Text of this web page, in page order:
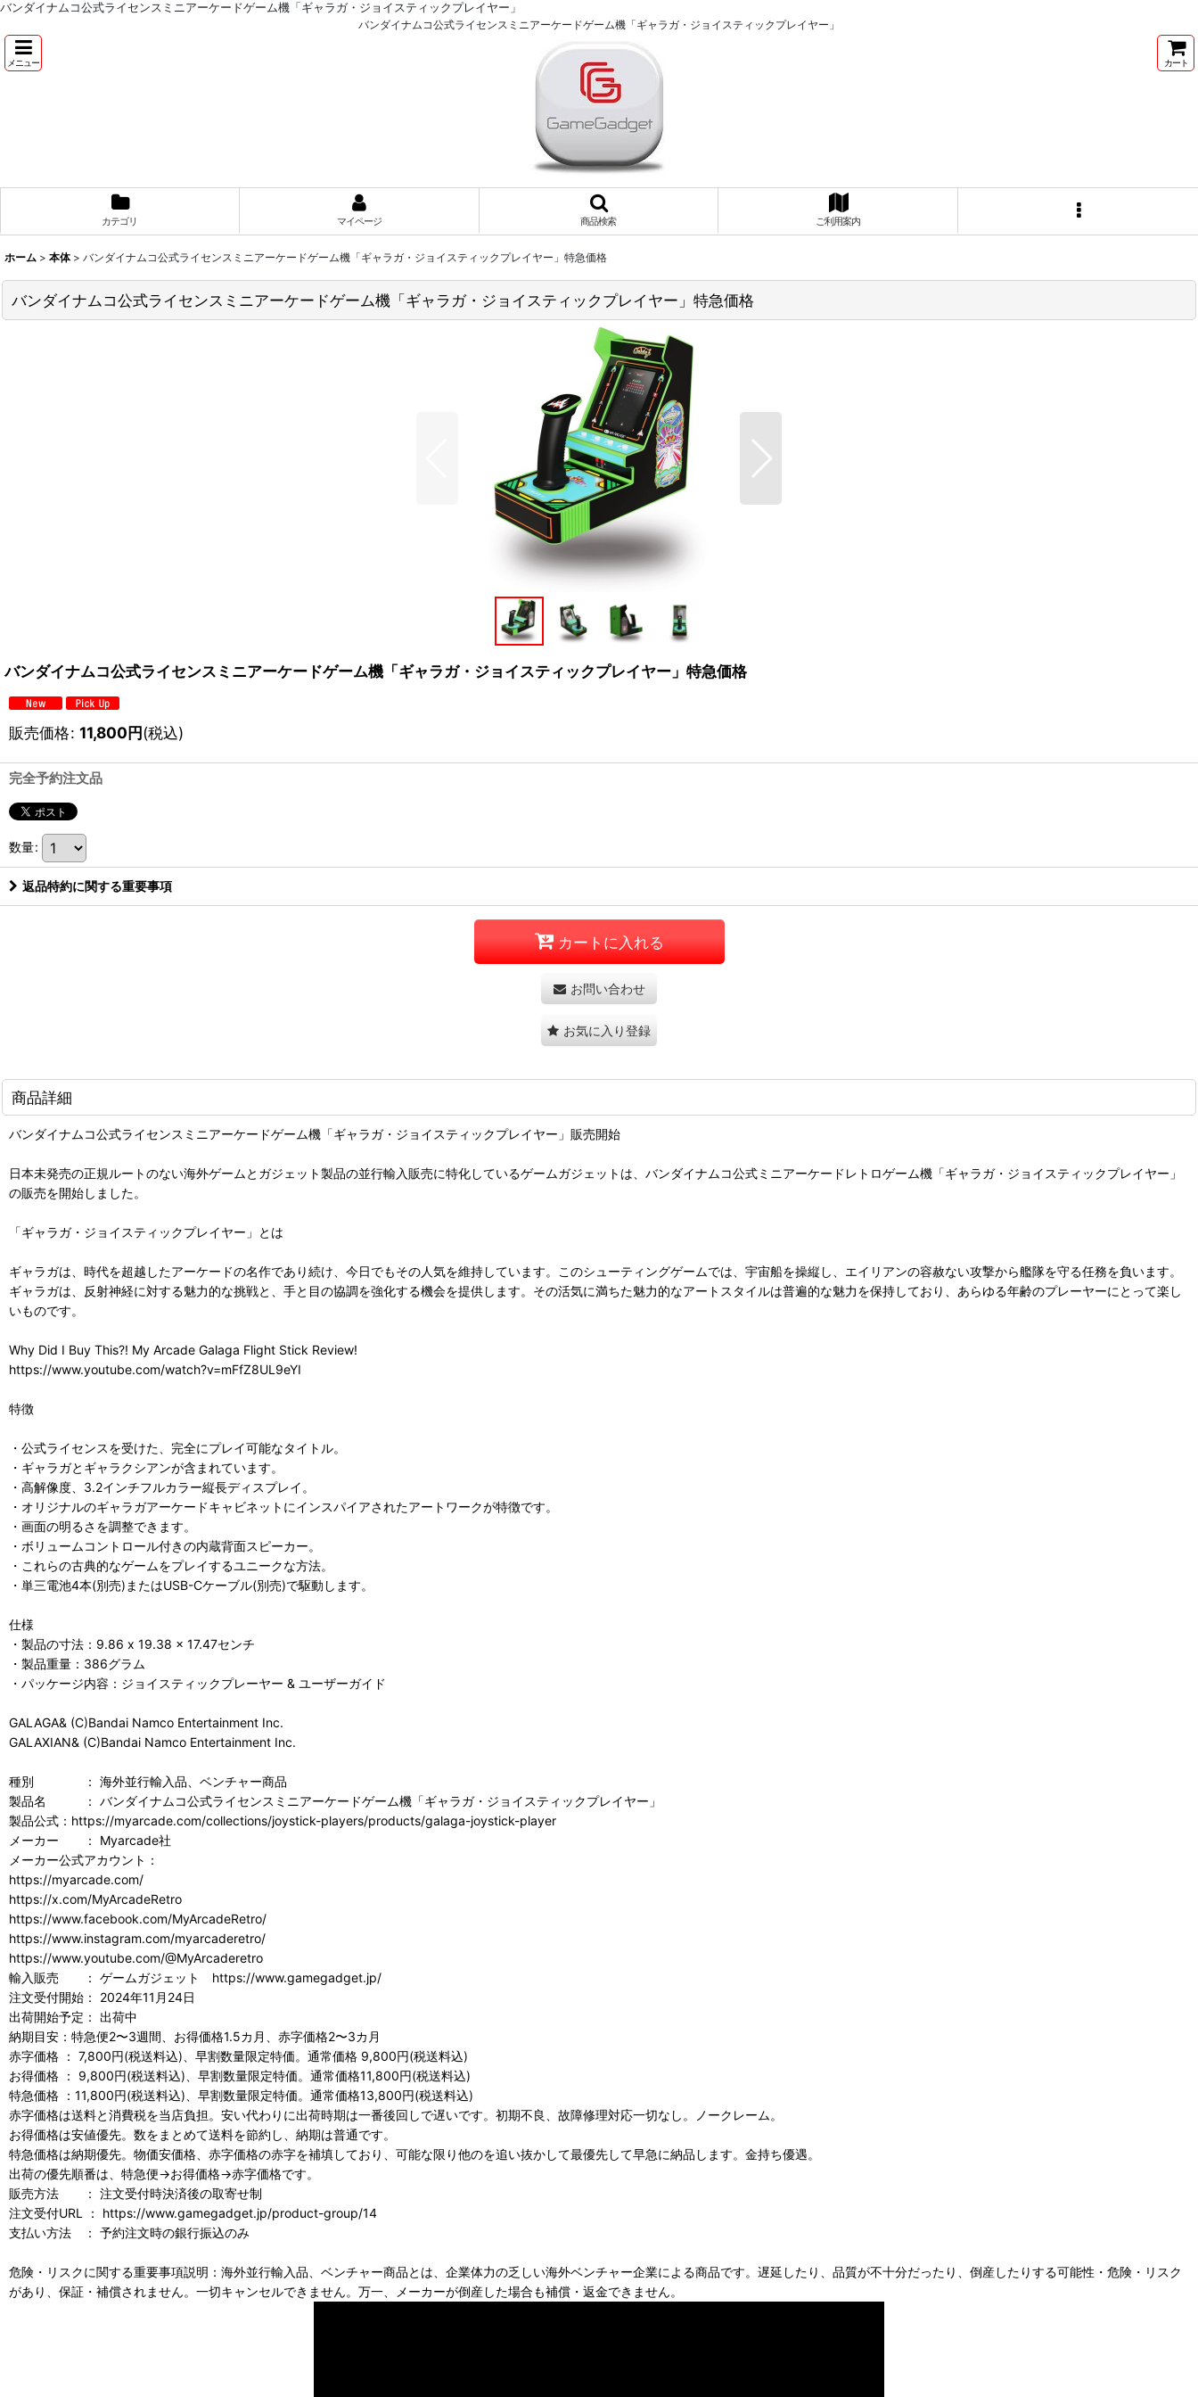
バンダイナムコ公式ライセンスミニアーケードゲーム機「ギャラガ・ジョイスティックプレイヤー」
バンダイナムコ公式ライセンスミニアーケードゲーム機「ギャラガ・ジョイスティックプレイヤー」
メニュー カート
カテゴリ マイページ 商品検索 ご利用案内
ホーム > 本体 > バンダイナムコ公式ライセンスミニアーケードゲーム機「ギャラガ・ジョイスティックプレイヤー」特急価格
バンダイナムコ公式ライセンスミニアーケードゲーム機「ギャラガ・ジョイスティックプレイヤー」特急価格
バンダイナムコ公式ライセンスミニアーケードゲーム機「ギャラガ・ジョイスティックプレイヤー」特急価格
販売価格: 11,800円(税込)
完全予約注文品
数量:
返品特約に関する重要事項
カートに入れる
お問い合わせ
お気に入り登録
商品詳細
バンダイナムコ公式ライセンスミニアーケードゲーム機「ギャラガ・ジョイスティックプレイヤー」販売開始
日本未発売の正規ルートのない海外ゲームとガジェット製品の並行輸入販売に特化しているゲームガジェットは、バンダイナムコ公式ミニアーケードレトロゲーム機「ギャラガ・ジョイスティックプレイヤー」
の販売を開始しました。
「ギャラガ・ジョイスティックプレイヤー」とは
ギャラガは、時代を超越したアーケードの名作であり続け、今日でもその人気を維持しています。このシューティングゲームでは、宇宙船を操縦し、エイリアンの容赦ない攻撃から艦隊を守る任務を負います。
ギャラガは、反射神経に対する魅力的な挑戦と、手と目の協調を強化する機会を提供します。その活気に満ちた魅力的なアートスタイルは普遍的な魅力を保持しており、あらゆる年齢のプレーヤーにとって楽し
いものです。
Why Did I Buy This?! My Arcade Galaga Flight Stick Review!
https://www.youtube.com/watch?v=mFfZ8UL9eYI
特徴
・公式ライセンスを受けた、完全にプレイ可能なタイトル。
・ギャラガとギャラクシアンが含まれています。
・高解像度、3.2インチフルカラー縦長ディスプレイ。
・オリジナルのギャラガアーケードキャビネットにインスパイアされたアートワークが特徴です。
・画面の明るさを調整できます。
・ボリュームコントロール付きの内蔵背面スピーカー。
・これらの古典的なゲームをプレイするユニークな方法。
・単三電池4本(別売)またはUSB-Cケーブル(別売)で駆動します。
仕様
・製品の寸法：9.86 x 19.38 x 17.47センチ
・製品重量：386グラム
・パッケージ内容：ジョイスティックプレーヤー & ユーザーガイド
GALAGA& (C)Bandai Namco Entertainment Inc.
GALAXIAN& (C)Bandai Namco Entertainment Inc.
種別 ： 海外並行輸入品、ベンチャー商品
製品名 ： バンダイナムコ公式ライセンスミニアーケードゲーム機「ギャラガ・ジョイスティックプレイヤー」
製品公式：https://myarcade.com/collections/joystick-players/products/galaga-joystick-player
メーカー ： Myarcade社
メーカー公式アカウント：
https://myarcade.com/
https://x.com/MyArcadeRetro
https://www.facebook.com/MyArcadeRetro/
https://www.instagram.com/myarcaderetro/
https://www.youtube.com/@MyArcaderetro
輸入販売 ： ゲームガジェット https://www.gamegadget.jp/
注文受付開始： 2024年11月24日
出荷開始予定： 出荷中
納期目安：特急便2〜3週間、お得価格1.5カ月、赤字価格2〜3カ月
赤字価格 ： 7,800円(税送料込)、早割数量限定特価。通常価格 9,800円(税送料込)
お得価格 ： 9,800円(税送料込)、早割数量限定特価。通常価格11,800円(税送料込)
特急価格 ：11,800円(税送料込)、早割数量限定特価。通常価格13,800円(税送料込)
赤字価格は送料と消費税を当店負担。安い代わりに出荷時期は一番後回しで遅いです。初期不良、故障修理対応一切なし。ノークレーム。
お得価格は安値優先。数をまとめて送料を節約し、納期は普通です。
特急価格は納期優先。物価安価格、赤字価格の赤字を補填しており、可能な限り他のを追い抜かして最優先して早急に納品します。金持ち優遇。
出荷の優先順番は、特急便→お得価格→赤字価格です。
販売方法 ： 注文受付時決済後の取寄せ制
注文受付URL ： https://www.gamegadget.jp/product-group/14
支払い方法 ： 予約注文時の銀行振込のみ
危険・リスクに関する重要事項説明：海外並行輸入品、ベンチャー商品とは、企業体力の乏しい海外ベンチャー企業による商品です。遅延したり、品質が不十分だったり、倒産したりする可能性・危険・リスク
があり、保証・補償されません。一切キャンセルできません。万一、メーカーが倒産した場合も補償・返金できません。